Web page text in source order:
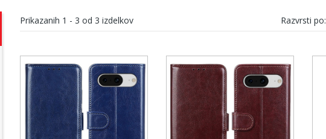
Prikazanih 1 - 3 od 3 izdelkov Razvrsti po: